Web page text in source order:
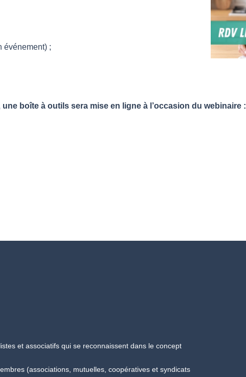
événement) ;
une boîte à outils sera mise en ligne à l’occasion du webinaire :
et associatifs qui se reconnaissent dans le concept
(associations, mutuelles, coopératives et syndicats